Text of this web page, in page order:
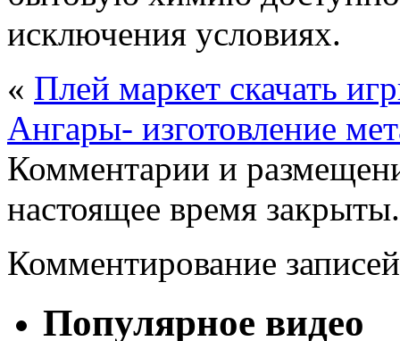
исключения условиях.
« Плей маркет скачать
Ангары- изготовление
Комментарии и
настоящее время закрыты.
Комментирование
Популярное видео